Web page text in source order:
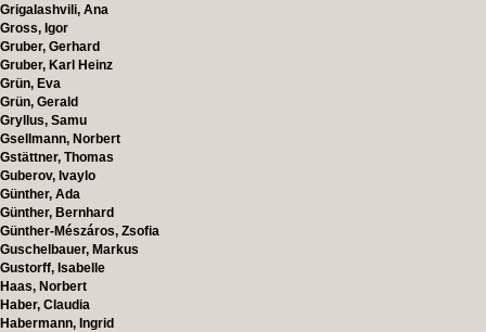
Grigalashvili, Ana
Gross, Igor
Gruber, Gerhard
Gruber, Karl Heinz
Grün, Eva
Grün, Gerald
Gryllus, Samu
Gsellmann, Norbert
Gstättner, Thomas
Guberov, Ivaylo
Günther, Ada
Günther, Bernhard
Günther-Mészáros, Zsofia
Guschelbauer, Markus
Gustorff, Isabelle
Haas, Norbert
Haber, Claudia
Habermann, Ingrid